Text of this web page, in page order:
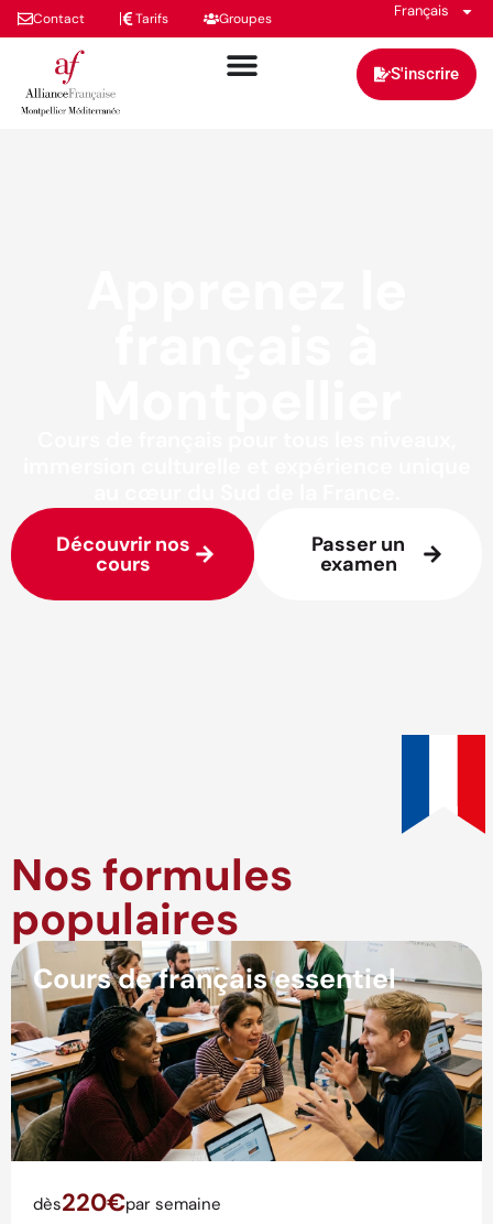
Contact Tarifs Groupes Français
S'inscrire
Découvrir nos
cours
Passer un
examen
Nos formules
populaires
Cours de français essentiel
dès220€par semaine